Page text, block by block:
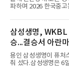
다.구단의 판단은 신중
기량을 확신하면서도
파하며 2026 한국중
해남 우슬체육관에서
그 H조 1차전에서 부
압했다. 박지오가 26
이 19점을 올리는 등
리를 이끌었다.경복고
와 김호원의 내·외곽
을 잡았다. 전반을 40-
삼성생명, WKBL
승...결승서 아란
용인 삼성생명이 퓨처
춰 섰다.삼성생명은 6